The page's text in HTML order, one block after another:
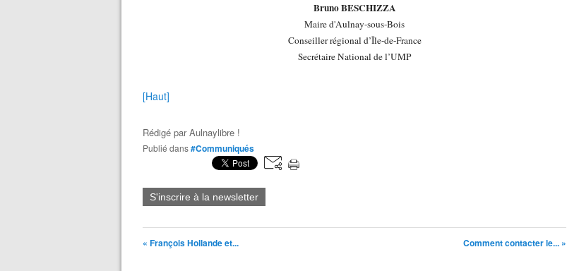
Bruno BESCHIZZA
Maire d'Aulnay-sous-Bois
Conseiller régional d’Île-de-France
Secrétaire National de l’UMP
[Haut]
Rédigé parAulnaylibre !
Publié dans#Communiqués
S'inscrire à la newsletter
« François Hollande et... Comment contacter le... »